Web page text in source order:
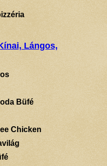
Lángos,
Büfé
Chicken